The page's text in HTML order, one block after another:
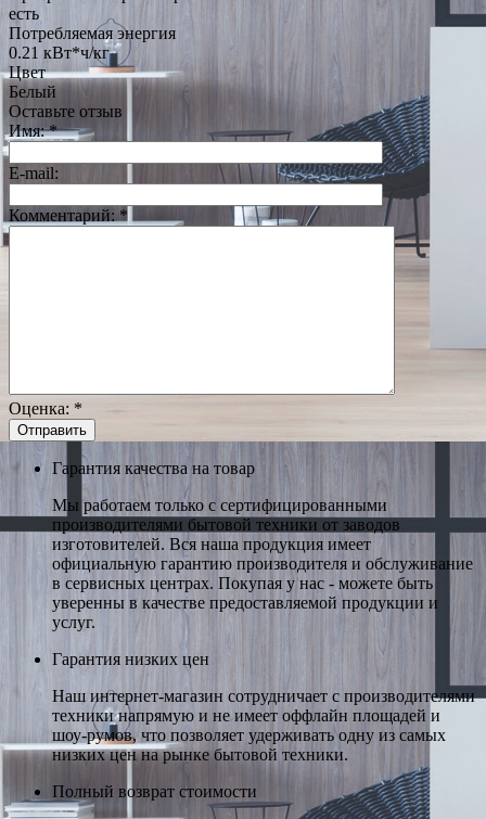
есть
Потребляемая энергия
0.21 кВт*ч/кг
Цвет
Белый
Оставьте отзыв
Имя:*
E-mail:
Комментарий: *
Оценка: *
Гарантия качества на товар
Мы работаем только с сертифицированными
производителями бытовой техники от заводов
изготовителей. Вся наша продукция имеет
официальную гарантию производителя и обслуживание
в сервисных центрах. Покупая у нас - можете быть
уверенны в качестве предоставляемой продукции и
услуг.
Гарантия низких цен
Наш интернет-магазин сотрудничает с производителями
техники напрямую и не имеет оффлайн площадей и
шоу-румов, что позволяет удерживать одну из самых
низких цен на рынке бытовой техники.
Полный возврат стоимости